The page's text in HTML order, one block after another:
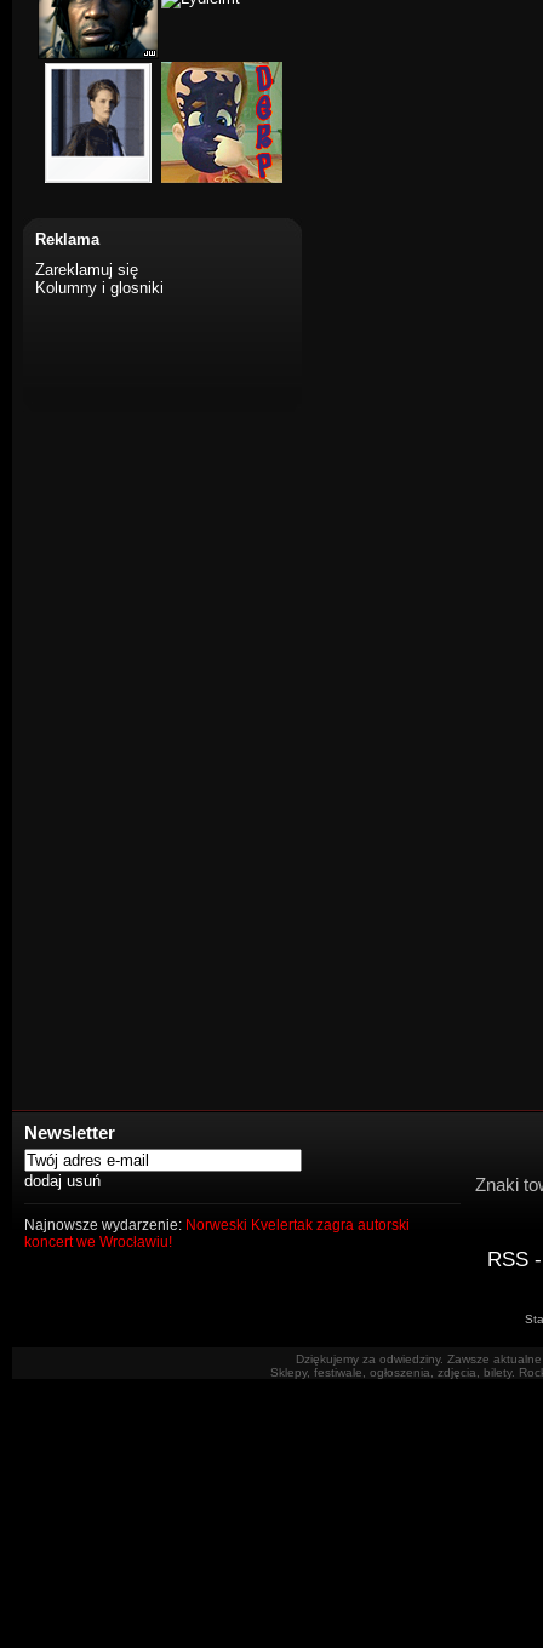
Reklama
Zareklamuj się
Kolumny i glosniki
Newsletter
Najnowsze wydarzenie: Norweski Kvelertak zagra autorski
koncert we Wrocławiu!
Znaki
RSS
Dziękujemy za odwiedziny. Zawsze
Sklepy, festiwale, ogłoszenia, zdjęcia, bilety.